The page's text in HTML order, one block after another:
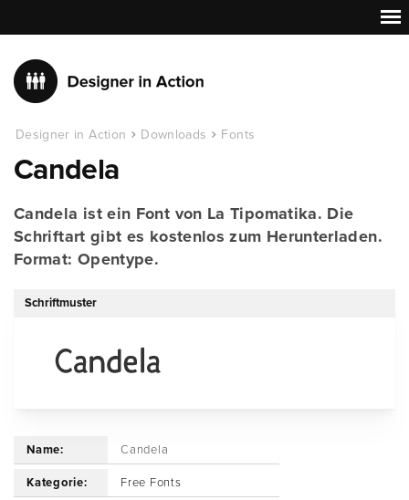
Designer in Action Downloads Fonts
Candela
Candela ist ein Font von La Tipomatika. Die
Schriftart gibt es kostenlos zum Herunterladen.
Format: Opentype.
Schriftmuster
Name: Candela
Kategorie: Free Fonts